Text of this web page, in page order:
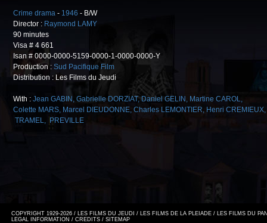
Crime drama - 1946 - B/W
Director : Raymond LAMY
90 minutes
Visa # 4 661
Isan # 0000-0000-5159-0000-1-0000-0000-Y
Production : Sud Pacifique Film
Distribution : Les Films du Jeudi
With : Jean GABIN , Gabrielle DORZIAT, Daniel GELIN , Martine CAROL,
Colette MARS, Marcel DIEUDONNE, Charles LEMONTIER, Henri CREMIEUX,
TRAMEL, PREVILLE
COPYRIGHT 1929-2026 / LES FILMS DU JEUDI / LES FILMS DE LA PLEIADE / LES FILMS DU
LEGAL INFORMATION / CREDITS / SITEMAP